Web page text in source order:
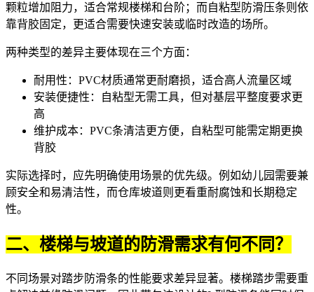
颗粒增加阻力，适合常规楼梯和台阶；而自粘型防滑压条则依
靠背胶固定，更适合需要快速安装或临时改造的场所。
两种类型的差异主要体现在三个方面：
耐用性：PVC材质通常更耐磨损，适合高人流量区域
安装便捷性：自粘型无需工具，但对基层平整度要求更
高
维护成本：PVC条清洁更方便，自粘型可能需定期更换
背胶
实际选择时，应先明确使用场景的优先级。例如幼儿园需要兼
顾安全和易清洁性，而仓库坡道则更看重耐腐蚀和长期稳定
性。
二、楼梯与坡道的防滑需求有何不同？
不同场景对踏步防滑条的性能要求差异显著。楼梯踏步需要重